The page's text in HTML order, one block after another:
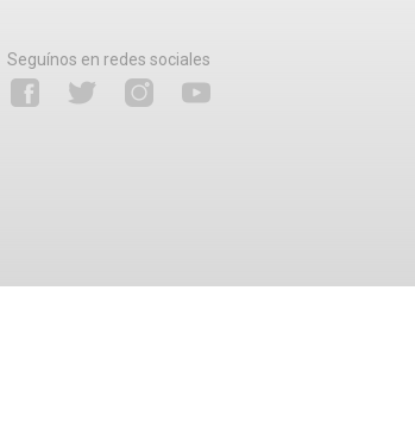
Seguínos en redes sociales